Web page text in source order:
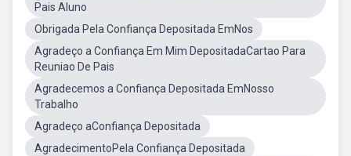
Pais Aluno
Obrigada Pela Confiança Depositada EmNos
Agradeço a Confiança Em Mim DepositadaCartao Para
Reuniao De Pais
Agradecemos a Confiança Depositada EmNosso
Trabalho
Agradeço aConfiança Depositada
AgradecimentoPela Confiança Depositada